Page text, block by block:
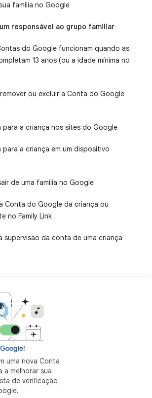
família no Google
responsável ao grupo familiar
do Google funcionam quando as
13 anos (ou a idade mínima no
ou excluir a Conta do Google
para a criança nos sites do Google
para a criança em um dispositivo
de uma família no Google
Conta do Google da criança ou
no Family Link
supervisão da conta de uma criança
uma nova Conta
a melhorar sua
de verificação